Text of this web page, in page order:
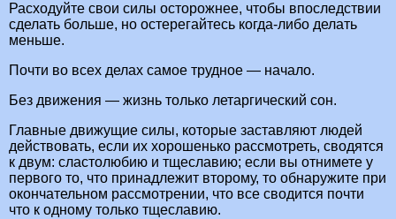
Расходуйте свои силы осторожнее, чтобы впоследствии
сделать больше, но остерегайтесь когда-либо делать
меньше.
Почти во всех делах самое трудное — начало.
Без движения — жизнь только летаргический сон.
Главные движущие силы, которые заставляют людей
действовать, если их хорошенько рассмотреть, сводятся
к двум: сластолюбию и тщеславию; если вы отнимете у
первого то, что принадлежит второму, то обнаружите при
окончательном рассмотрении, что все сводится почти
что к одному только тщеславию.